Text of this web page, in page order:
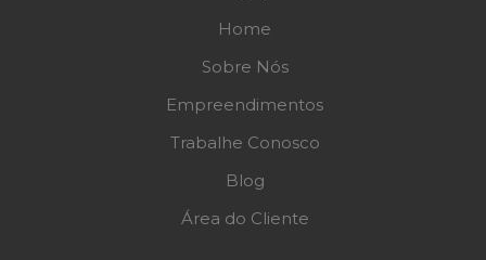
Home
Sobre Nós
Empreendimentos
Trabalhe Conosco
Blog
Área do Cliente